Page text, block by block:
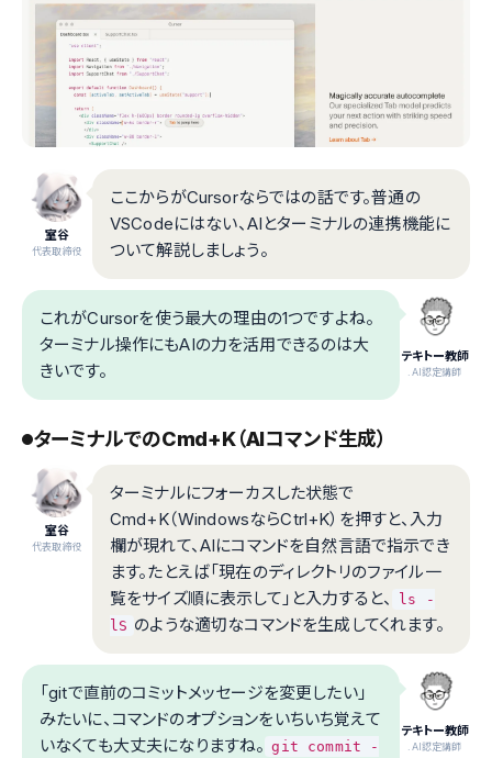
室谷
代表取締役
ここからがCursorならではの話です。普通の
VSCodeにはない、AIとターミナルの連携機能に
ついて解説しましょう。
テキトー教師
.AI認定講師
これがCursorを使う最大の理由の1つですよね。
ターミナル操作にもAIの力を活用できるのは大
きいです。
ターミナルでのCmd+K（AIコマンド生成）
室谷
代表取締役
ターミナルにフォーカスした状態で
Cmd+K（WindowsならCtrl+K）を押すと、入力
欄が現れて、AIにコマンドを自然言語で指示でき
ます。たとえば「現在のディレクトリのファイル一
覧をサイズ順に表示して」と入力すると、
ls -
lS のような適切なコマンドを生成してくれます。
テキトー教師
.AI認定講師
「gitで直前のコミットメッセージを変更したい」
みたいに、コマンドのオプションをいちいち覚えて
いなくても大丈夫になりますね。 git commit -